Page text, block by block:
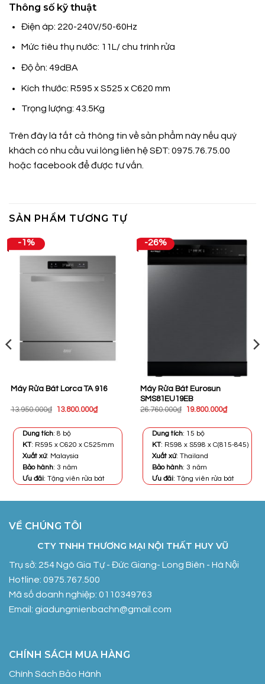
Thông số kỹ thuật
Điện áp: 220-240V/50-60Hz
Mức tiêu thụ nước: 11L/ chu trình rửa
Độ ồn: 49dBA
Kích thước: R595 x S525 x C620 mm
Trọng lượng: 43.5Kg
Trên đây là tất cả thông tin về sản phẩm này nếu quý
khách có nhu cầu vui lòng liên hệ SĐT: 0975.76.75.00
hoặc facebookđể được tư vấn.
SẢN PHẨM TƯƠNG TỰ
-1%
Máy Rửa Bát Lorca TA 916
13.950.000₫
Giá
13.950.000₫.
13.800.000₫Giá
Dung tích: 8 bộ
KT: R595 x C620 x C525mm
Xuất xứ: Malaysia
Bảo hành: 3 năm
Ưu đãi: Tặng viên rửa bát
-26%
Máy Rửa Bát Eurosun
SMS81EU19EB
26.760.000₫
Giá
26.760.000₫.
19.800.000₫Giá
Dung tích: 15 bộ
KT: R598 x S598 x C(815-845)
Xuất xứ: Thailand
Bảo hành: 3 năm
Ưu đãi: Tặng viên rửa bát
VỀ CHÚNG TÔI
CTY TNHH THƯƠNG MẠI NỘI THẤT HUY VŨ
Trụ sở: 254 Ngô Gia Tự - Đức Giang- Long Biên - Hà Nội
Hotline: 0975.767.500
Mã số doanh nghiệp: 0110349763
Email: giadungmienbachn@gmail.com
CHÍNH SÁCH MUA HÀNG
Chính Sách Bảo Hành